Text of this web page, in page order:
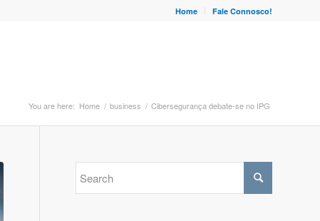
Home Fale Connosco!
You are here: Home / business / Cibersegurança debate-se no IPG